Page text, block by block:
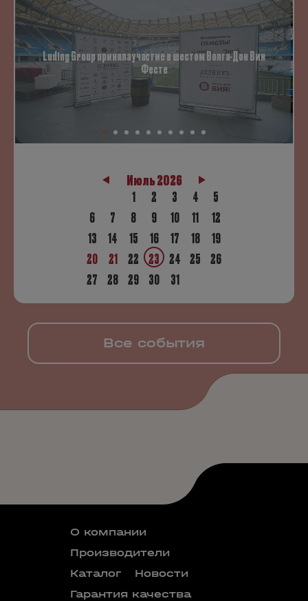
Luding Group приняла участие в шестом Волга-Дон Вин
Фесте
Июль 2026
1
2 3 4
5
6
7 8 9 10 11
12
13
14 15 16 17 18
19
20
21 22 23 24 25 26
27 28 29 30 31
Все события
О компании
Производители
Каталог
Новости
Гарантия качества